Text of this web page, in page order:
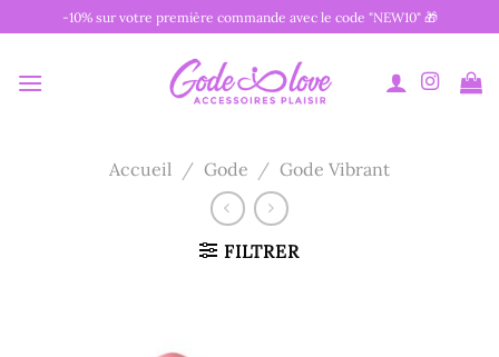
au
-10% sur votre première commande avec le code "NEW10" 🎁
Accueil / Gode / Gode Vibrant
FILTRER